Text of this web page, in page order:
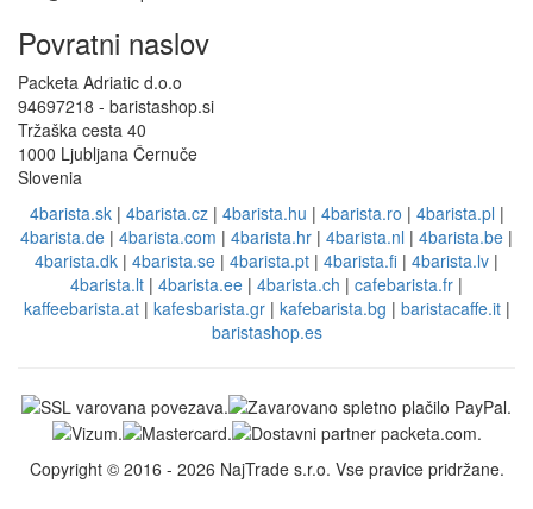
Povratni naslov
Packeta Adriatic d.o.o
94697218 - baristashop.si
Tržaška cesta 40
1000 Ljubljana Černuče
Slovenia
4barista.sk| 4barista.cz| 4barista.hu | 4barista.ro | 4barista.pl |
4barista.de | 4barista.com | 4barista.hr | 4barista.nl | 4barista.be |
4barista.dk | 4barista.se | 4barista.pt | 4barista.fi | 4barista.lv |
4barista.lt | 4barista.ee | 4barista.ch | cafebarista.fr |
kaffeebarista.at| kafesbarista.gr| kafebarista.bg | baristacaffe.it|
baristashop.es
Copyright © 2016 - 2026 NajTrade s.r.o. Vse pravice pridržane.